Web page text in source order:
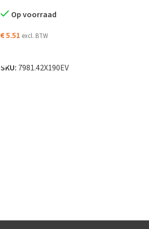
Op voorraad
€5.51 excl. BTW
SKU: 7981.42X190EV